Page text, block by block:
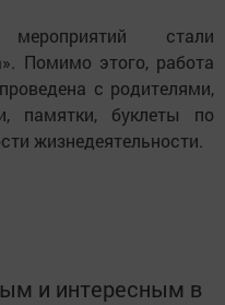
стали
Помимо этого, работа
с родителями,
памятки, буклеты по
жизнедеятельности.
и интересным в